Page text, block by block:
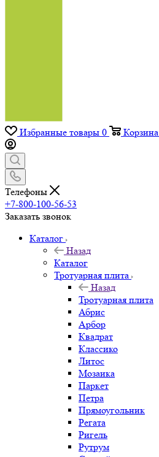
Избранные товары 0 Корзина
Телефоны
+7-800-100-56-53
Заказать звонок
Каталог
Назад
Каталог
Тротуарная плита
Назад
Тротуарная плита
Абрис
Арбор
Квадрат
Классико
Литос
Мозаика
Паркет
Петра
Прямоугольник
Регата
Ригель
Рутрум